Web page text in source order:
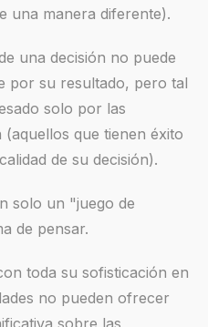
una manera diferente).
una decisión no puede
por su resultado, pero tal
solo por las
que tienen éxito
de su decisión).
solo un "juego de
de pensar.
toda su sofisticación en
no pueden ofrecer
sobre las